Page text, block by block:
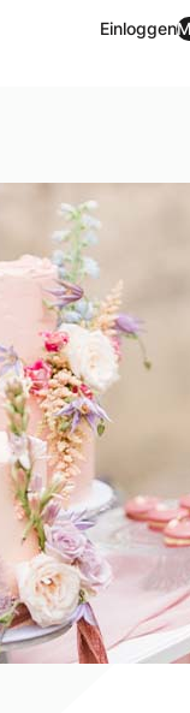
Einloggen